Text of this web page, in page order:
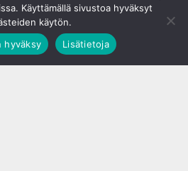
Käyttämällä sivustoa hyväksyt
käytön.
hyväksy Lisätietoja